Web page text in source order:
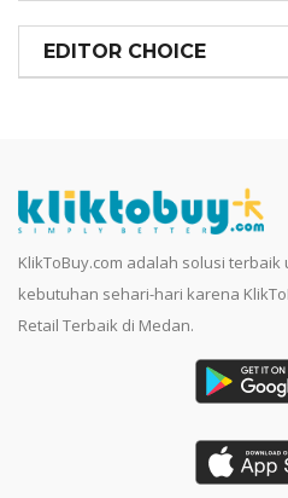
EDITOR CHOICE
KlikToBuy.com adalah solusi
kebutuhan sehari-hari karena
Retail Terbaik di Medan.